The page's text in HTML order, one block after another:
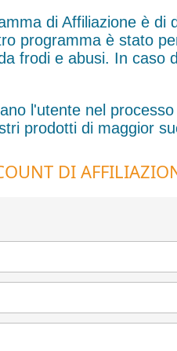
di Affiliazione è
programma è stato
frodi e abusi. In caso
l'utente nel
prodotti di maggior
DI